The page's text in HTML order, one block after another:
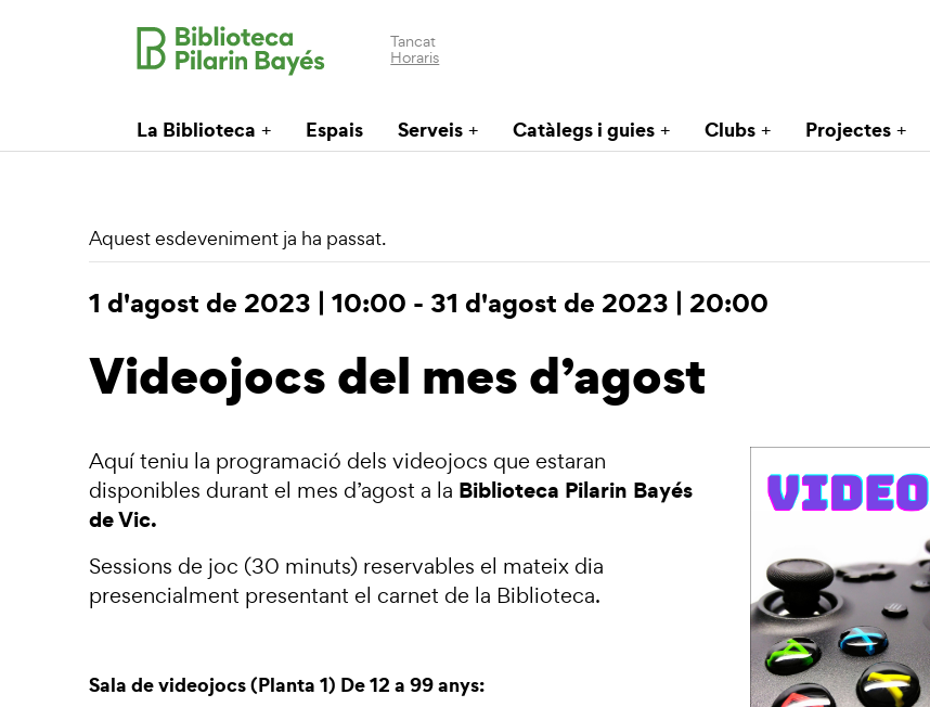
Tancat
Horaris
La Biblioteca Espais Serveis Catàlegs i guies Clubs Projectes
Aquest esdeveniment ja ha passat.
1 d'agost de 2023 | 10:00 - 31 d'agost de 2023 | 20:00
Videojocs del mes d’agost
Aquí teniu la programació dels videojocs que estaran
disponibles durant el mes d’agost a la Biblioteca Pilarin Bayés
de Vic.
Sessions de joc (30 minuts) reservables el mateix dia
presencialment presentant el carnet de la Biblioteca.
Sala de videojocs (Planta 1) De 12 a 99 anys: